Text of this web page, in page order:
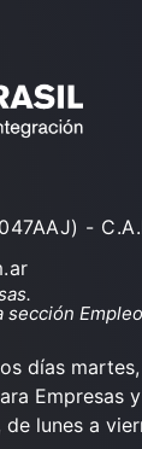
-
sección
días
Empresas
lunes a